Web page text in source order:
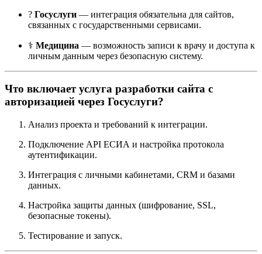
? Госуслуги — интеграция обязательна для сайтов,
связанных с государственными сервисами.
⚕️ Медицина — возможность записи к врачу и доступа к
личным данным через безопасную систему.
Что включает услуга разработки сайта с
авторизацией через Госуслуги?
Анализ проекта и требований к интеграции.
Подключение API ЕСИА и настройка протокола
аутентификации.
Интеграция с личными кабинетами, CRM и базами
данных.
Настройка защиты данных (шифрование, SSL,
безопасные токены).
Тестирование и запуск.